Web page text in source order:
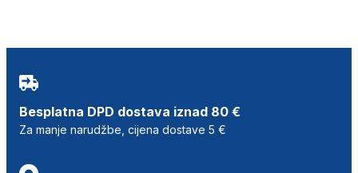
Besplatna DPD dostava iznad 80 €
Za manje narudžbe, cijena dostave 5 €